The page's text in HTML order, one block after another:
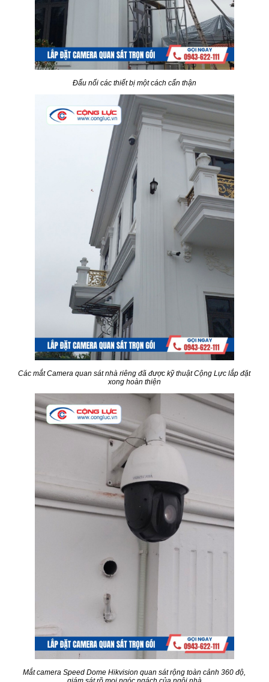
Đấu nối các thiết bị một cách cẩn thận
Các mắt Camera quan sát nhà riêng đã được kỹ thuật Cộng Lực lắp đặt
xong hoàn thiện
Mắt camera Speed Dome Hikvision quan sát rộng toàn cảnh 360 độ,